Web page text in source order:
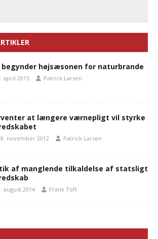
begynder højsæsonen for naturbrande
april 2015 Patrick Larsen
at længere værnepligt vil styrke
november 2012 Patrick Larsen
af manglende tilkaldelse af statsligt
august 2014 Frank Toft